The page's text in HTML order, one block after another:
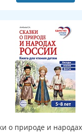
о природе и